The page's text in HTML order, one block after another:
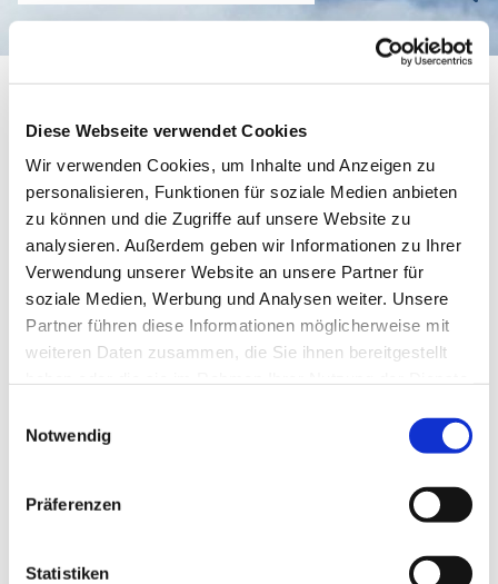
Diese Webseite verwendet Cookies
Wir verwenden Cookies, um Inhalte und Anzeigen zu
personalisieren, Funktionen für soziale Medien anbieten
zu können und die Zugriffe auf unsere Website zu
analysieren. Außerdem geben wir Informationen zu Ihrer
Verwendung unserer Website an unsere Partner für
soziale Medien, Werbung und Analysen weiter. Unsere
Partner führen diese Informationen möglicherweise mit
weiteren Daten zusammen, die Sie ihnen bereitgestellt
Notwendig
Präferenzen
Statistiken
Gartengeflüster Chor und
Kinderchor
Freitag, 4. September 2026, 18:00 Uhr